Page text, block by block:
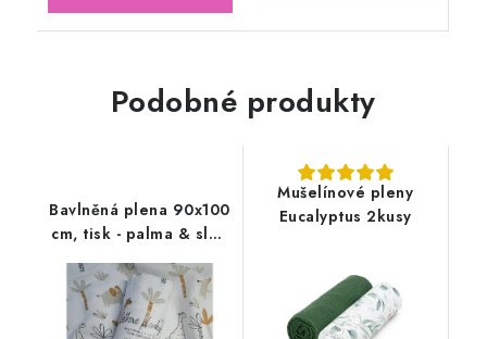
Podobné produkty
Bavlněná plena 90x100
cm, tisk - palma & slon
1ks
Mušelínové pleny
Eucalyptus 2kusy